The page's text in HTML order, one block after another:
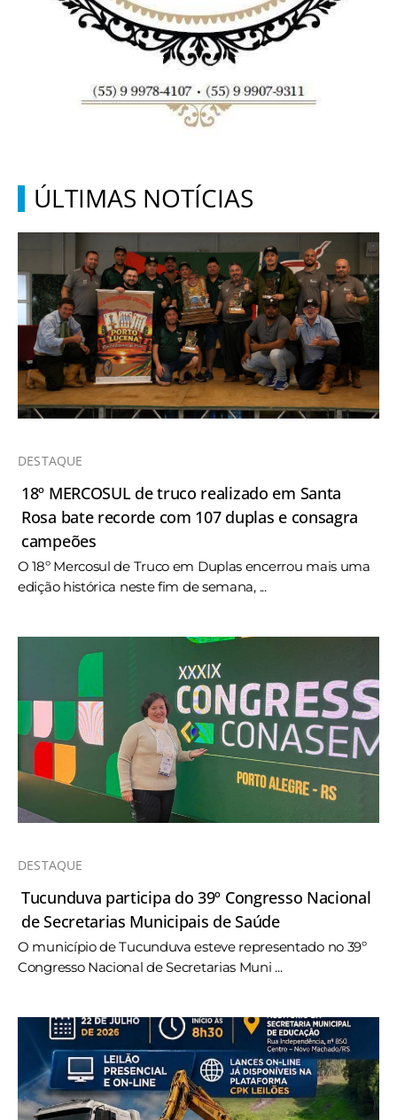
ÚLTIMAS NOTÍCIAS
DESTAQUE
18º MERCOSUL de truco realizado em Santa
Rosa bate recorde com 107 duplas e consagra
campeões
O 18º Mercosul de Truco em Duplas encerrou mais uma
edição histórica neste fim de semana, ...
DESTAQUE
Tucunduva participa do 39º Congresso Nacional
de Secretarias Municipais de Saúde
O município de Tucunduva esteve representado no 39º
Congresso Nacional de Secretarias Muni ...